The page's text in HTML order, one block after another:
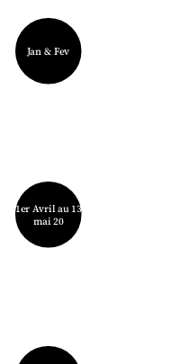
Jan & Fev
1er Avril au 13
mai 20